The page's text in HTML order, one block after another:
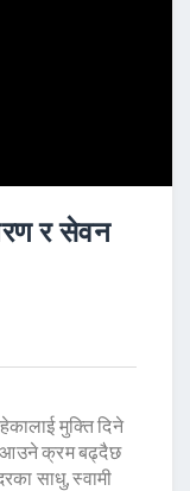
र सेवन
मुक्ति दिने
आउने क्रम बढ्दैछ
साधु, स्वामी